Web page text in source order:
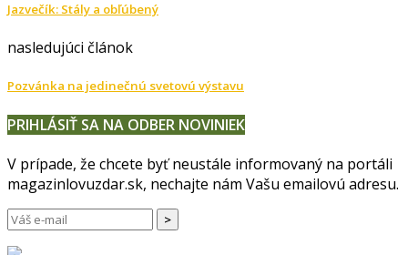
Jazvečík: Stály a obľúbený
nasledujúci článok
Pozvánka na jedinečnú svetovú výstavu
PRIHLÁSIŤ SA NA ODBER NOVINIEK
V prípade, že chcete byť neustále informovaný na portáli
magazinlovuzdar.sk, nechajte nám Vašu emailovú adresu.